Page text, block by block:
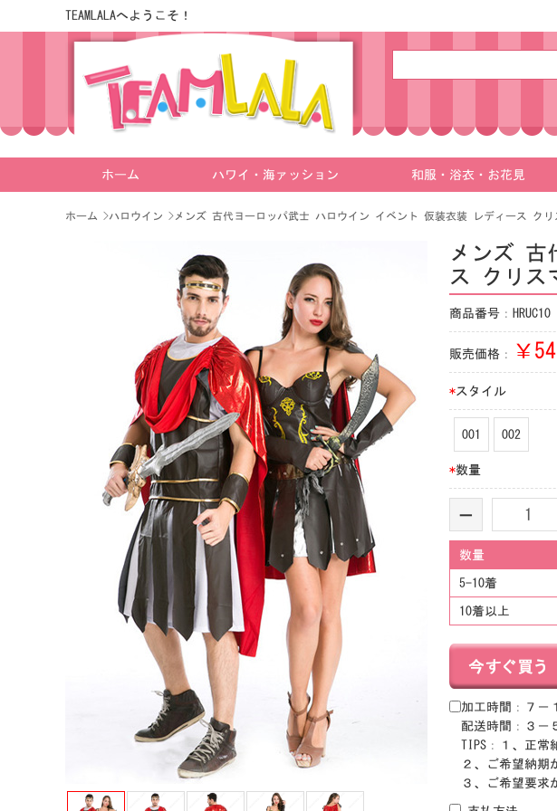
TEAMLALAへようこそ！
ホーム ハワイ・海ァッション 和服・浴衣・お花見
ホーム >ハロウイン >メンズ 古代ヨーロッパ武士 ハロウイン イベント 仮装衣装 レディース ク
メンズ 古
ス クリス
商品番号：HRUC10
販売価格： ￥
*スタイル
001 002
*数量
-
数量
5-10着
10着以上
加工時間：７－
配送時間：３－
TIPS：１、正常
２、ご希望納期
３、ご希望要求